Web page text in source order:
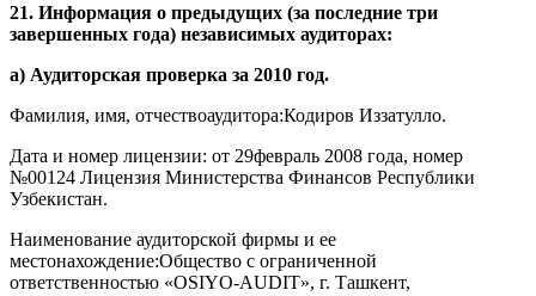
21. Информация о предыдущих (за последние три
завершенных года) независимых аудиторах:
а) Аудиторская проверка за 2010 год.
Фамилия, имя, отчествоаудитора:Кодиров Иззатулло.
Дата и номер лицензии: от 29февраль 2008 года, номер
№00124 Лицензия Министерства Финансов Республики
Узбекистан.
Наименование аудиторской фирмы и ее
местонахождение:Общество с ограниченной
ответственностью «OSIYO-AUDIT», г. Ташкент,